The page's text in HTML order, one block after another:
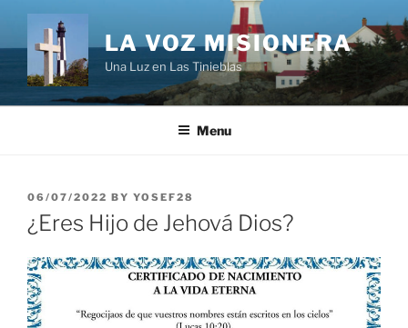
content
LA VOZ MISIONERA
Una Luz en Las Tinieblas
Menu
POSTED
ON
06/07/2022 BY YOSEF28
¿Eres Hijo de Jehová Dios?